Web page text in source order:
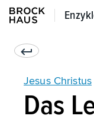
Jesus Christus
Das